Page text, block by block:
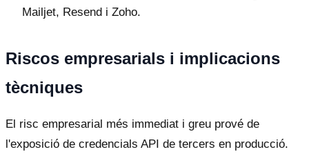
Mailjet, Resend i Zoho.
Riscos empresarials i implicacions
tècniques
El risc empresarial més immediat i greu prové de
l'exposició de credencials API de tercers en producció.